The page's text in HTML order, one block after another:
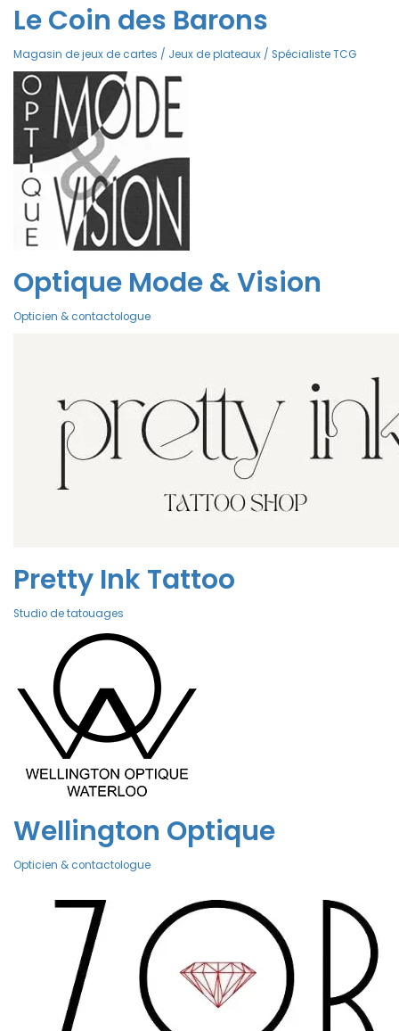
Le Coin des Barons
Magasin de jeux de cartes / Jeux de plateaux / Spécialiste TCG
Optique Mode & Vision
Opticien & contactologue
Pretty Ink Tattoo
Studio de tatouages
Wellington Optique
Opticien & contactologue